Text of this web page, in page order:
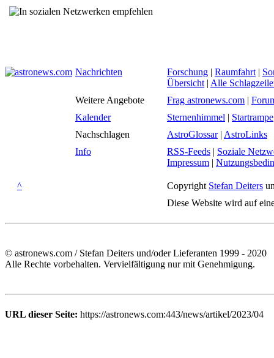
Nachrichten Forschung | Raumfahrt |
Übersicht | Alle
Weitere Angebote
Frag astronews.com |
Kalender
Sternenhimmel | Startrampe
Nachschlagen
AstroGlossar| AstroLinks
Info
RSS-Feeds | Soziale
Impressum |
^ Copyright Stefan Deiters
Diese Website wird auf
© astronews.com / Stefan Deiters und/oder Lieferanten 1999 - 2020
Alle Rechte vorbehalten. Vervielfältigung nur mit Genehmigung.
URL dieser Seite: https://astronews.com:443/news/artikel/2023/04